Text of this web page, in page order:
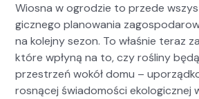
Wios­na w ogrodzie to przede
gicznego planowa­nia
na kole­jny sezon. To właśnie ter­az
które wpłyną na to, czy rośliny
przestrzeń wokół domu –
ros­nącej świado­moś­ci eko­log­icznej